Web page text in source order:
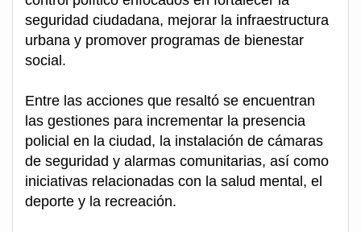
seguridad ciudadana, mejorar la infraestructura
urbana y promover programas de bienestar
social.
Entre las acciones que resaltó se encuentran
las gestiones para incrementar la presencia
policial en la ciudad, la instalación de cámaras
de seguridad y alarmas comunitarias, así como
iniciativas relacionadas con la salud mental, el
deporte y la recreación.